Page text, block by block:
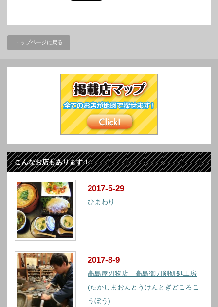
トップページに戻る
こんなお店もあります！
2017-5-29
ひまわり
2017-8-9
高島屋刃物店 高島御刀剣研処工房
(たかしまおんとうけんとぎどころこ
うぼう)